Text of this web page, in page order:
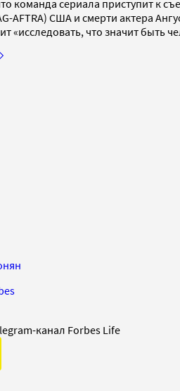
команда сериала приступит к
AFTRA) США и смерти актера
«исследовать, что значит
канал Forbes Life